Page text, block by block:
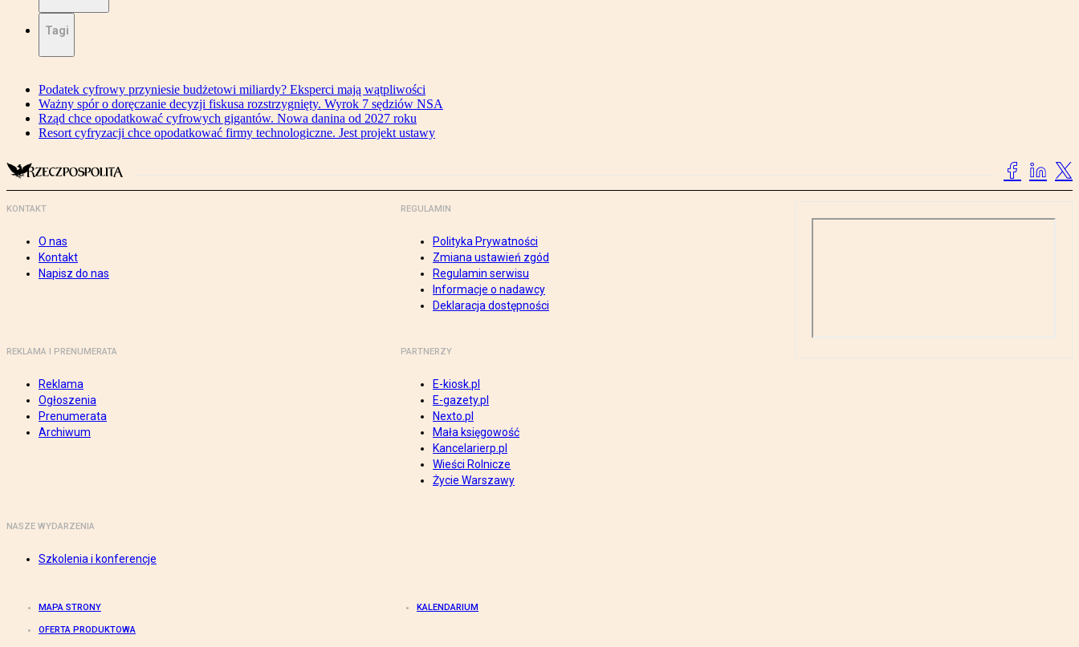
Tagi
Podatek cyfrowy przyniesie budżetowi miliardy? Eksperci mają wątpliwości
Ważny spór o doręczanie decyzji fiskusa rozstrzygnięty. Wyrok 7 sędziów NSA
Rząd chce opodatkować cyfrowych gigantów. Nowa danina od 2027 roku
Resort cyfryzacji chce opodatkować firmy technologiczne. Jest projekt ustawy
KONTAKT
O nas
Kontakt
Napisz do nas
REGULAMIN
Polityka Prywatności
Zmiana ustawień zgód
Regulamin serwisu
Informacje o nadawcy
Deklaracja dostępności
REKLAMA I PRENUMERATA
Reklama
Ogłoszenia
Prenumerata
Archiwum
PARTNERZY
E-kiosk.pl
E-gazety.pl
Nexto.pl
Mała księgowość
Kancelarierp.pl
Wieści Rolnicze
Życie Warszawy
NASZE WYDARZENIA
Szkolenia i konferencje
MAPA STRONY KALENDARIUM
OFERTA PRODUKTOWA